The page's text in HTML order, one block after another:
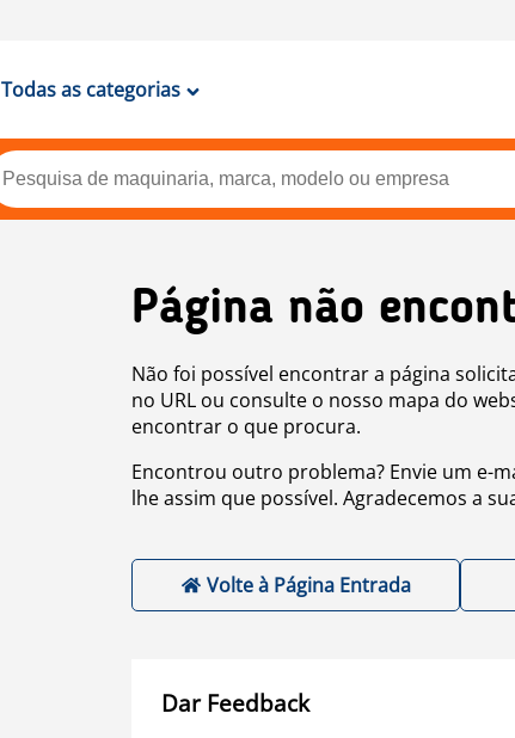
Todas as categorias
Página não
Não foi possível encontrar a página
no URL ou consulte o nosso mapa do
encontrar o que procura.
Encontrou outro problema? Envie um e-
lhe assim que possível. Agradecemos a
Volte à Página Entrada
Dar Feedback